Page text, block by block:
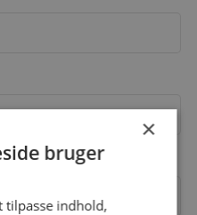
×
bruger
tilpasse indhold,